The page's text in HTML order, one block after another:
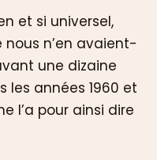
et si universel,
nous n’en avaient-
une dizaine
les années 1960 et
l’a pour ainsi dire